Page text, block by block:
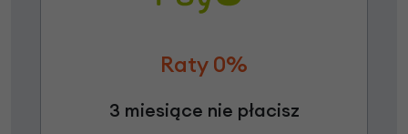
Raty 0%
3 miesiące nie płacisz